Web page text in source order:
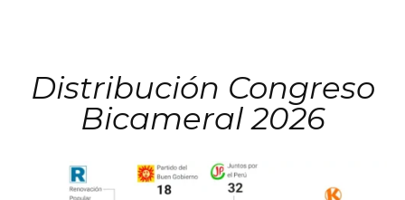
Distribución Congreso
Bicameral 2026